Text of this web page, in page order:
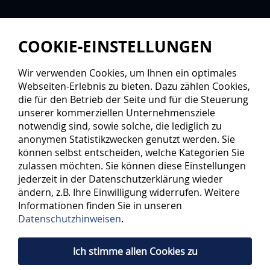
COOKIE-EINSTELLUNGEN
Wir verwenden Cookies, um Ihnen ein optimales
Webseiten-Erlebnis zu bieten. Dazu zählen Cookies,
die für den Betrieb der Seite und für die Steuerung
unserer kommerziellen Unternehmensziele
notwendig sind, sowie solche, die lediglich zu
anonymen Statistikzwecken genutzt werden. Sie
können selbst entscheiden, welche Kategorien Sie
zulassen möchten. Sie können diese Einstellungen
jederzeit in der Datenschutzerklärung wieder
ändern, z.B. Ihre Einwilligung widerrufen. Weitere
Informationen finden Sie in unseren
Datenschutzhinweisen.
Ich stimme allen Cookies zu